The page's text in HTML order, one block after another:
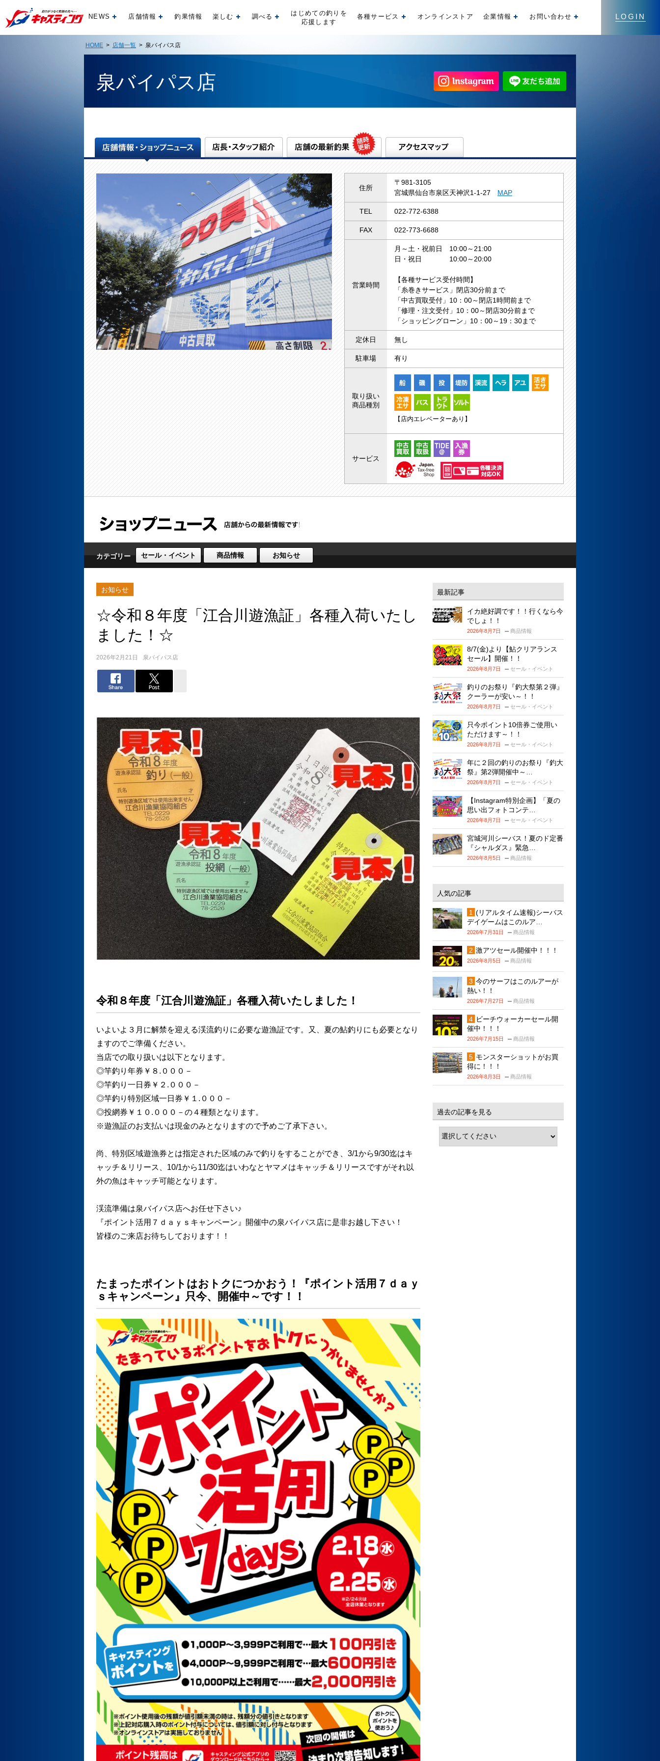
LOGIN
NEWS 開く店舗情報 開く釣果情報 楽しむ 開く調べる 開く
はじめての釣りを
応援します
各種サービス 開くオンラインストア 企業情報 開くお問い合わせ
HOME > 店舗一覧 > 泉バイパス店
泉バイパス店
住所
〒981-3105
宮城県仙台市泉区天神沢1-1-27 MAP
TEL 022-772-6388
FAX 022-773-6688
営業時間
月～土・祝前日 10:00～21:00
日・祝日 10:00～20:00
【各種サービス受付時間】
「糸巻きサービス」閉店30分前まで
「中古買取受付」10：00～閉店1時間前まで
「修理・注文受付」10：00～閉店30分前まで
「ショッピングローン」10：00～19：30まで
定休日 無し
駐車場 有り
取り扱い
商品種別
【店内エレベーターあり】
サービス
カテゴリー セール・イベント 商品情報 お知らせ
お知らせ
☆令和８年度「江合川遊漁証」各種入荷いたし
ました！☆
2026年2月21日 泉バイパス店
令和８年度「江合川遊漁証」各種入荷いたしました！
いよいよ３月に解禁を迎える渓流釣りに必要な遊漁証です。又、夏の鮎釣りにも必要となり
ますのでご準備ください。
当店での取り扱いは以下となります。
◎竿釣り年券￥８.０００－
◎竿釣り一日券￥２.０００－
◎竿釣り特別区域一日券￥１.０００－
◎投網券￥１０.０００－の４種類となります。
※遊漁証のお支払いは現金のみとなりますので予めご了承下さい。
尚、特別区域遊漁券とは指定された区域のみで釣りをすることができ、3/1から9/30迄はキ
ャッチ＆リリース、10/1から11/30迄はいわなとヤマメはキャッチ＆リリースですがそれ以
外の魚はキャッチ可能となります。
渓流準備は泉バイパス店へお任せ下さい♪
『ポイント活用７ｄａｙｓキャンペーン』開催中の泉バイパス店に是非お越し下さい！
皆様のご来店お待ちしております！！
たまったポイントはおトクにつかおう！『ポイント活用７ｄａｙ
ｓキャンペーン』只今、開催中～です！！
最新記事
イカ絶好調です！！行くなら今
でしょ！！
2026年8月7日 商品情報
8/7(金)より【鮎クリアランス
セール】開催！！
2026年8月7日 セール・イベント
釣りのお祭り『釣大祭第２弾』
クーラーが安い～！！
2026年8月7日 セール・イベント
只今ポイント10倍券ご使用い
ただけます～！！
2026年8月7日 セール・イベント
年に２回の釣りのお祭り『釣大
祭』第2弾開催中～…
2026年8月7日 セール・イベント
【Instagram特別企画】「夏の
思い出フォトコンテ…
2026年8月7日 セール・イベント
宮城河川シーバス！夏のド定番
『シャルダス』緊急…
2026年8月5日 商品情報
人気の記事
(リアルタイム速報)シーバス
デイゲームはこのルア…
2026年7月31日 商品情報
激アツセール開催中！！！
2026年8月5日 商品情報
今のサーフはこのルアーが
熱い！！
2026年7月27日 商品情報
ビーチウォーカーセール開
催中！！！
2026年7月15日 商品情報
モンスターショットがお買
得に！！！
2026年8月3日 商品情報
過去の記事を見る